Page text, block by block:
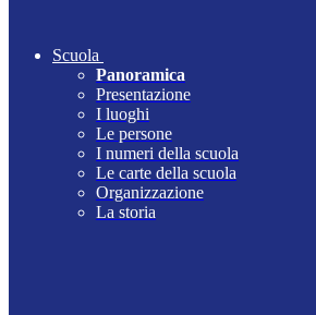
Scuola
Panoramica
Presentazione
I luoghi
Le persone
I numeri della scuola
Le carte della scuola
Organizzazione
La storia